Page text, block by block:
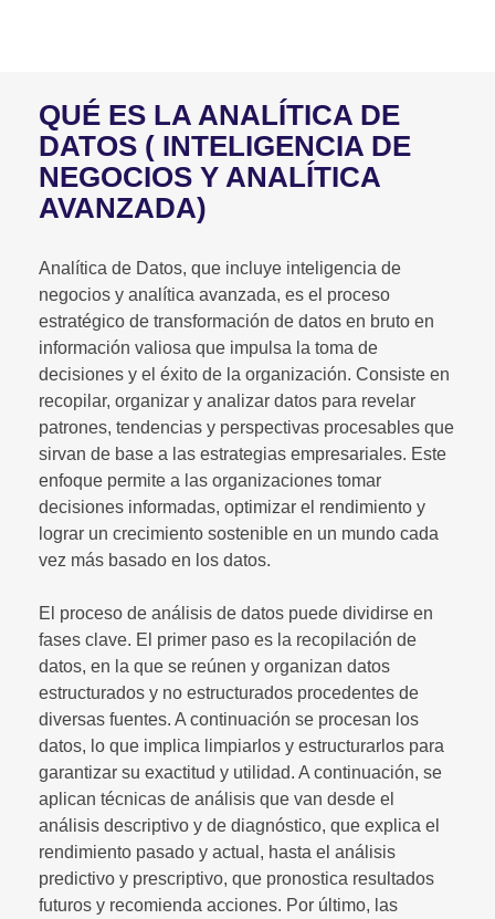
QUÉ ES LA ANALÍTICA DE
DATOS ( INTELIGENCIA DE
NEGOCIOS Y ANALÍTICA
AVANZADA)
Analítica de Datos, que incluye inteligencia de
negocios y analítica avanzada, es el proceso
estratégico de transformación de datos en bruto en
información valiosa que impulsa la toma de
decisiones y el éxito de la organización. Consiste en
recopilar, organizar y analizar datos para revelar
patrones, tendencias y perspectivas procesables que
sirvan de base a las estrategias empresariales. Este
enfoque permite a las organizaciones tomar
decisiones informadas, optimizar el rendimiento y
lograr un crecimiento sostenible en un mundo cada
vez más basado en los datos.
El proceso de análisis de datos puede dividirse en
fases clave. El primer paso es la recopilación de
datos, en la que se reúnen y organizan datos
estructurados y no estructurados procedentes de
diversas fuentes. A continuación se procesan los
datos, lo que implica limpiarlos y estructurarlos para
garantizar su exactitud y utilidad. A continuación, se
aplican técnicas de análisis que van desde el
análisis descriptivo y de diagnóstico, que explica el
rendimiento pasado y actual, hasta el análisis
predictivo y prescriptivo, que pronostica resultados
futuros y recomienda acciones. Por último, las